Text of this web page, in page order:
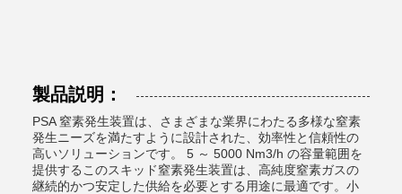
製品説明：
PSA 窒素発生装置は、さまざまな業界にわたる多様な窒素
発生ニーズを満たすように設計された、効率性と信頼性の
高いソリューションです。 5 ～ 5000 Nm3/h の容量範囲を
提供するこのスキッド窒素発生装置は、高純度窒素ガスの
継続的かつ安定した供給を必要とする用途に最適です。小